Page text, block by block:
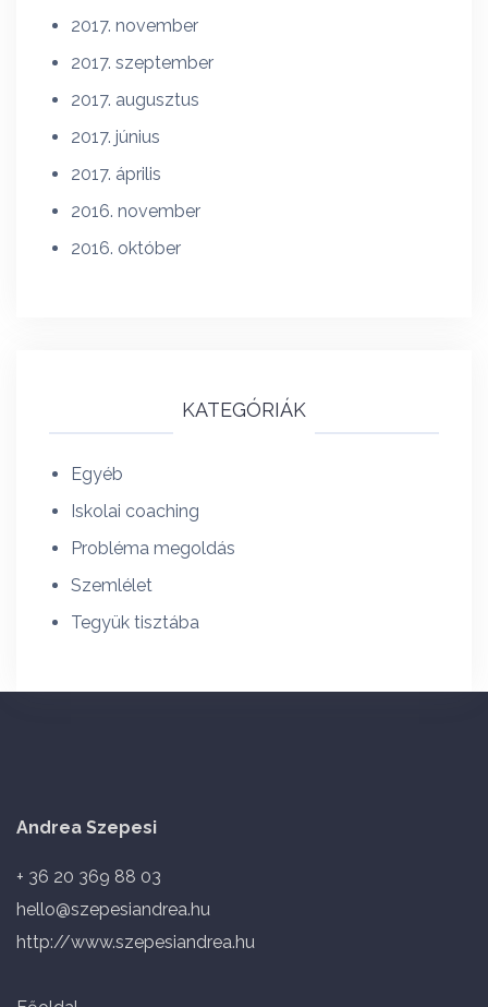
2017. november
2017. szeptember
2017. augusztus
2017. június
2017. április
2016. november
2016. október
KATEGÓRIÁK
Egyéb
Iskolai coaching
Probléma megoldás
Szemlélet
Tegyük tisztába
Andrea Szepesi
+ 36 20 369 88 03
hello@szepesiandrea.hu
http://www.szepesiandrea.hu